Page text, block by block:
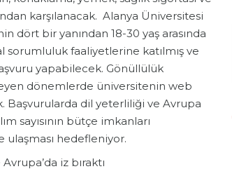
karşılanacak. Alanya Üniversitesi
dört bir yanından 18-30 yaş arasında
faaliyetlerine katılmış ve
yapabilecek. Gönüllülük
dönemlerde üniversitenin web
Başvurularda dil yeterliliği ve Avrupa
sayısının bütçe imkanları
hedefleniyor.
iz bıraktı
Eğitim